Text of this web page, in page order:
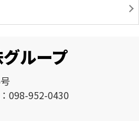
ループ
098-952-0430